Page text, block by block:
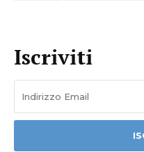
Iscriviti